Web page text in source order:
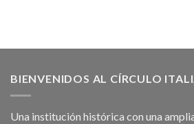
BIENVENIDOS AL CÍRCULO
Una institución histórica con una